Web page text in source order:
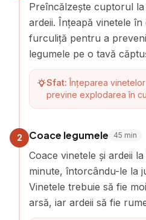
Preîncălzește cuptorul la
ardeii. Înțeapă vinetele
furculiță pentru a
legumele pe o tavă
Sfat: Înțeparea
previne explodarea în
2 Coace legumele 45 min
Coace vinetele și ardeii
minute, întorcându-le la
Vinetele trebuie să fie
arsă, iar ardeii să fie